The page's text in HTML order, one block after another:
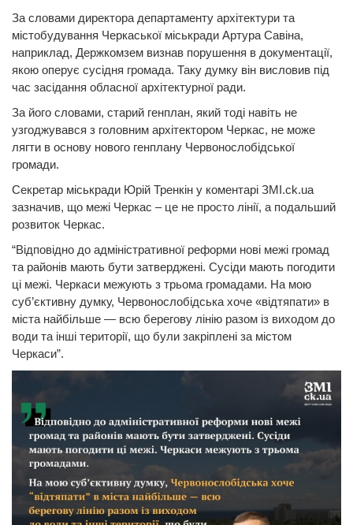
За словами директора департаменту архітектури та
містобудування Черкаської міськради Артура Савіна,
наприклад, Держкомзем визнав порушення в документації,
якою оперує сусідня громада. Таку думку він висловив під
час засідання обласної архітектурної ради.
За його словами, старий генплан, який тоді навіть не
узгоджувався з головним архітектором Черкас, не може
лягти в основу нового генплану Червонослобідської
громади.
Секретар міськради Юрій Тренкін у коментарі ЗМІ.ck.ua
зазначив, що межі Черкас – це не просто лінії, а подальший
розвиток Черкас.
“Відповідно до адміністративної реформи нові межі громад
та районів мають бути затверджені. Сусіди мають погодити
ці межі. Черкаси межують з трьома громадами. На мою
суб’єктивну думку, Червонослобідська хоче «відтяпати» в
міста найбільше — всю берегову лінію разом із виходом до
води та інші території, що були закріплені за містом
Черкаси”.